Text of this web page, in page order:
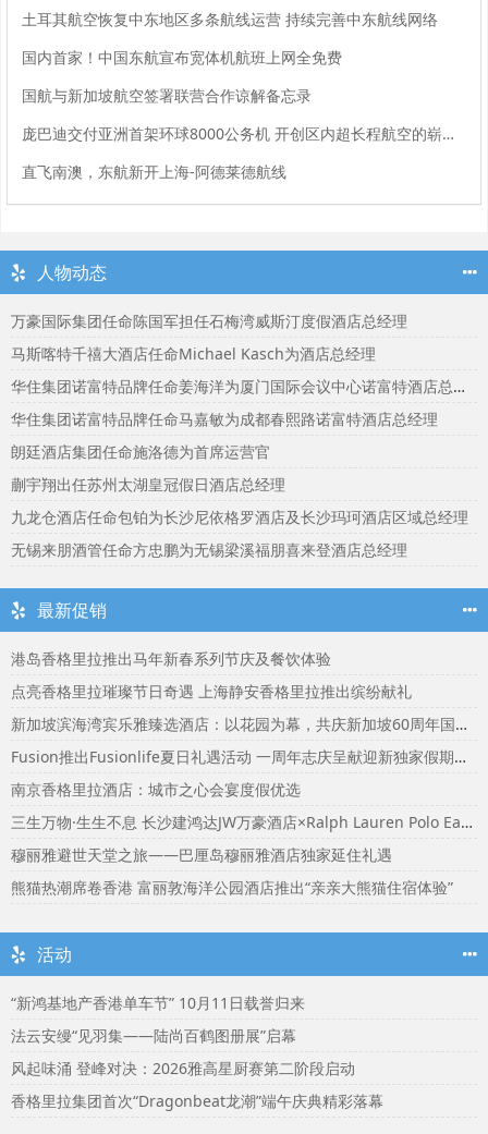
土耳其航空恢复中东地区多条航线运营 持续完善中东航线网络
国内首家！中国东航宣布宽体机航班上网全免费
国航与新加坡航空签署联营合作谅解备忘录
庞巴迪交付亚洲首架环球8000公务机 开创区内超长程航空的崭新篇章
直飞南澳，东航新开上海-阿德莱德航线
人物动态
万豪国际集团任命陈国军担任石梅湾威斯汀度假酒店总经理
马斯喀特千禧大酒店任命Michael Kasch为酒店总经理
华住集团诺富特品牌任命姜海洋为厦门国际会议中心诺富特酒店总经理
华住集团诺富特品牌任命马嘉敏为成都春熙路诺富特酒店总经理
朗廷酒店集团任命施洛德为首席运营官
蒯宇翔出任苏州太湖皇冠假日酒店总经理
九龙仓酒店任命包铂为长沙尼依格罗酒店及长沙玛珂酒店区域总经理
无锡来朋酒管任命方忠鹏为无锡梁溪福朋喜来登酒店总经理
最新促销
港岛香格里拉推出马年新春系列节庆及餐饮体验
点亮香格里拉璀璨节日奇遇 上海静安香格里拉推出缤纷献礼
新加坡滨海湾宾乐雅臻选酒店：以花园为幕，共庆新加坡60周年国庆盛宴
Fusion推出Fusionlife夏日礼遇活动 一周年志庆呈献迎新独家假期奖赏
南京香格里拉酒店：城市之心会宴度假优选
三生万物·生生不息 长沙建鸿达JW万豪酒店×Ralph Lauren Polo Earth开启可持续生活旅行美学
穆丽雅避世天堂之旅——巴厘岛穆丽雅酒店独家延住礼遇
熊猫热潮席卷香港 富丽敦海洋公园酒店推出“亲亲大熊猫住宿体验”
活动
“新鸿基地产香港单车节” 10月11日载誉归来
法云安缦“见羽集——陆尚百鹤图册展”启幕
风起味涌 登峰对决：2026雅高星厨赛第二阶段启动
香格里拉集团首次“Dragonbeat龙潮”端午庆典精彩落幕